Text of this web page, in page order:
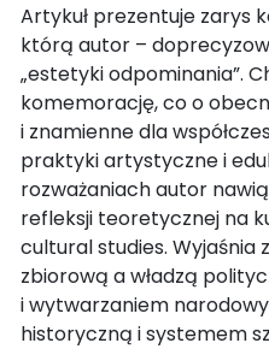
Artykuł prezentuje zarys
którą autor –
„estetyki odpominania”.
komemorację, co o
i znamienne dla
praktyki artystyczne i
rozważaniach autor
refleksji teoretycznej na
cultural studies. Wyjaśnia
zbiorową a władzą
i wytwarzaniem
historyczną i systemem